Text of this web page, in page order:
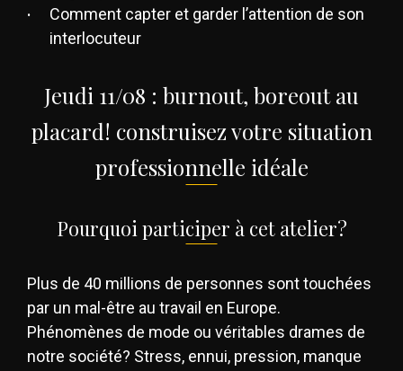
Comment capter et garder l’attention de son
interlocuteur
Jeudi 11/08 : burnout, boreout au
placard! construisez votre situation
professionnelle idéale
Pourquoi participer à cet atelier?
Plus de 40 millions de personnes sont touchées
par un mal-être au travail en Europe.
Phénomènes de mode ou véritables drames de
notre société? Stress, ennui, pression, manque